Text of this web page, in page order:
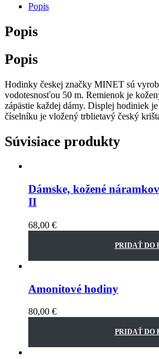
Popis
Popis
Popis
Hodinky českej značky MINET sú
vodotesnosťou 50 m. Remienok je
zápästie každej dámy. Displej hodiniek
číselníku je vložený trblietavý český
Súvisiace produkty
Dámske, kožené
II
68,00 €
PRIDAŤ DO
Amonitové hodiny
80,00 €
PRIDAŤ DO